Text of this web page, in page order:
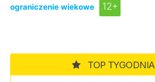
ograniczenie wiekowe 12+
TOP TYGODNIA